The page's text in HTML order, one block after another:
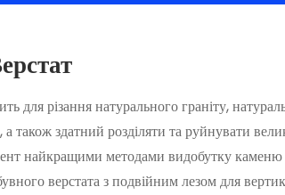
для різання натурального граніту,
а також здатний розділяти та руйнувати
найкращими методами видобутку каменю
верстата з подвійним лезом для